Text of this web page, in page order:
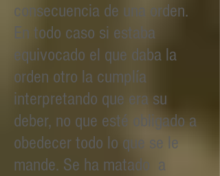
consecuencia de una orden.
En todo caso si estaba
equivocado el que daba la
orden otro la cumplía
interpretando que era su
deber, no que esté obligado a
obedecer todo lo que se le
mande. Se ha matado a